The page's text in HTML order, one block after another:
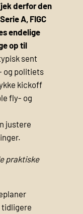
derfor den
A, FIGC
endelige
op til
sent
og politiets
kickoff
fly- og
justere
praktiske